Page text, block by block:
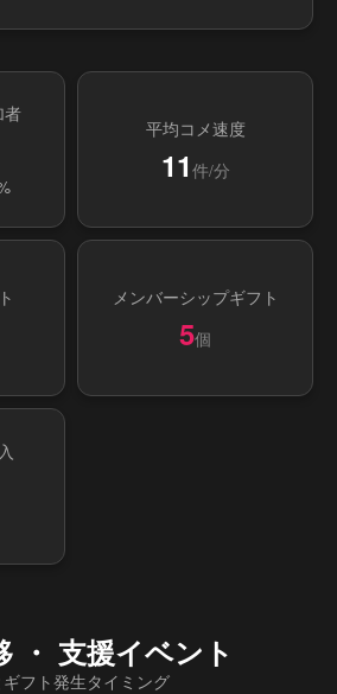
者
平均コメ速度
11 件/分
メンバーシップギフト
5個
・ 支援イベント
フト発生タイミング